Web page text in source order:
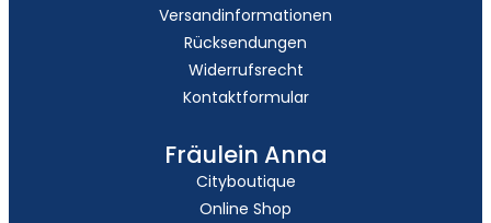
Versandinformationen
Rücksendungen
Widerrufsrecht
Kontaktformular
Fräulein Anna
Cityboutique
Online Shop